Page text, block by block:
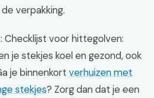
verpakking.
Checklijst voor hittegolven:
je stekjes koel en gezond, ook
je binnenkort verhuizen met
stekjes? Zorg dan dat je een